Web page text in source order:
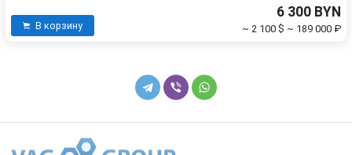
В корзину
6 300 BYN
~ 2 100 $ ~ 189 000 ₽